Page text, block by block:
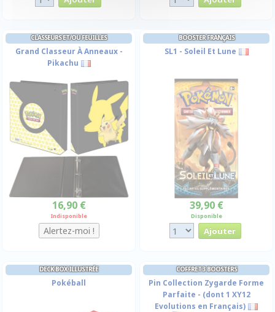
CLASSEURS ET/OU FEUILLES
Grand Classeur À Anneaux -
Pikachu
16,90 €
Indisponible
BOOSTER FRANÇAIS
SL1 - Soleil Et Lune
39,90 €
Disponible
DECK BOX ILLUSTRÉE
Pokéball
COFFRET 3 BOOSTERS
Pin Collection Zygarde Forme
Parfaite - (dont 1 XY12
Evolutions en Français)